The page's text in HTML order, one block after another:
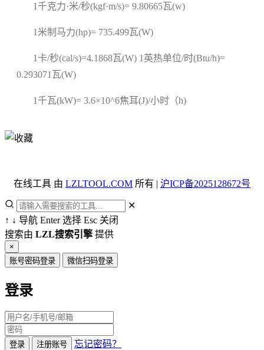
1千克力·米/秒(kgf·m/s)= 9.80665瓦(w)
1米制马力(hp)= 735.499瓦(W)
1卡/秒(cal/s)=4.1868瓦(W) 1英热单位/时(Btu/h)=
0.293071瓦(W)
1千瓦(kW)= 3.6×10^6焦耳(J)/小时（h)
在线工具 由 LZLTOOL.COM 所有 | 沪ICP备2025128672号
✕
↑ ↓ 导航 Enter选择 Esc 关闭
搜索由 LZL搜索引擎提供
×
账号密码登录
微信扫码登录
登录
登录 注册账号 忘记密码？